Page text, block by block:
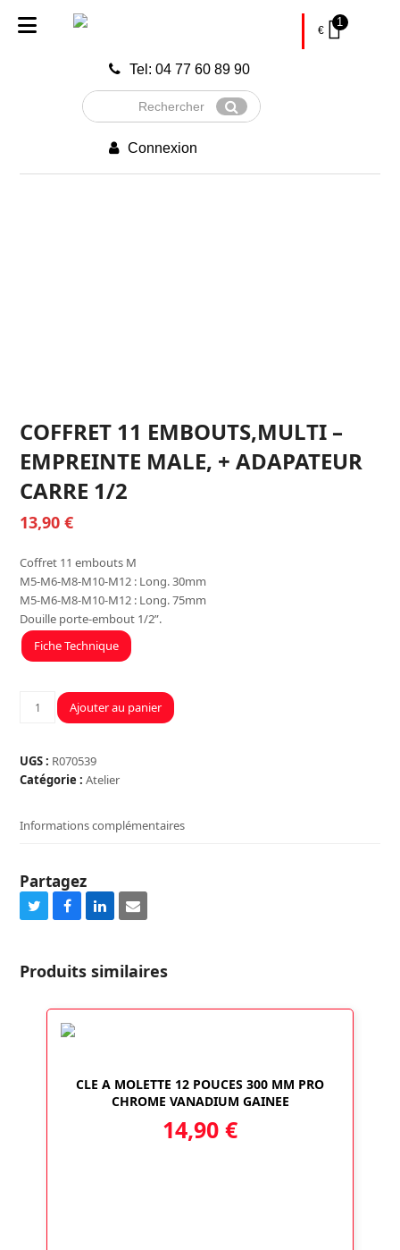
Tel: 04 77 60 89 90
Rechercher
Envoyer
Connexion
€
1
COFFRET 11 EMBOUTS,MULTI –
EMPREINTE MALE, + ADAPATEUR
CARRE 1/2
13,90€
Coffret 11 embouts M
M5-M6-M8-M10-M12 : Long. 30mm
M5-M6-M8-M10-M12 : Long. 75mm
Douille porte-embout 1/2”.
Fiche Technique
quantité
11
EMBOUTS,MULTI
MALE,
CARRE
1/2
Ajouter au panier
UGS : R070539
Catégorie : Atelier
Informations complémentaires
Partagez
Share
Twitter
Share
Facebook
Share
LinkedIn
Share
Email
Produits similaires
CLE A MOLETTE 12 POUCES 300 MM PRO
CHROME VANADIUM GAINEE
14,90 €